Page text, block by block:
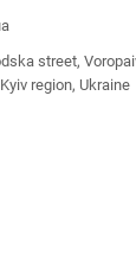
street,
region, Ukraine